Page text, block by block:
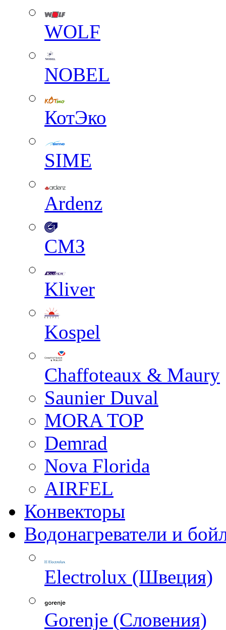
WOLF
NOBEL
КотЭко
SIME
Ardenz
СМЗ
Kliver
Kospel
Chaffoteaux & Maury
Saunier Duval
MORA TOP
Demrad
Nova Florida
AIRFEL
Конвекторы
Водонагреватели и
Electrolux (Швеция)
Gorenje (Словения)